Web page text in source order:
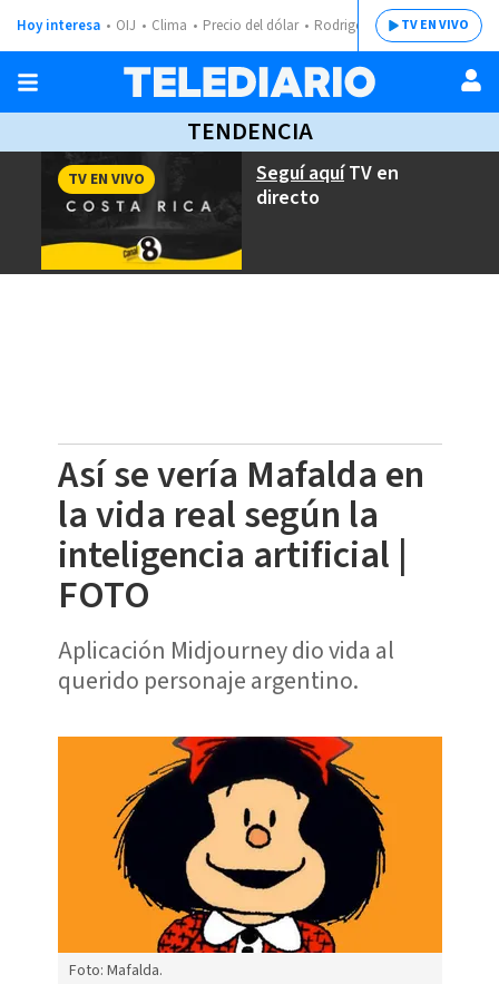
Hoy interesa OIJ Clima Precio del dólar Rodrigo ChavesTV EN VIVO
TENDENCIA
Seguí aquíTV en
directo
TV EN VIVO
Así se vería Mafalda en
la vida real según la
inteligencia artificial |
FOTO
Aplicación Midjourney dio vida al
querido personaje argentino.
Foto: Mafalda.